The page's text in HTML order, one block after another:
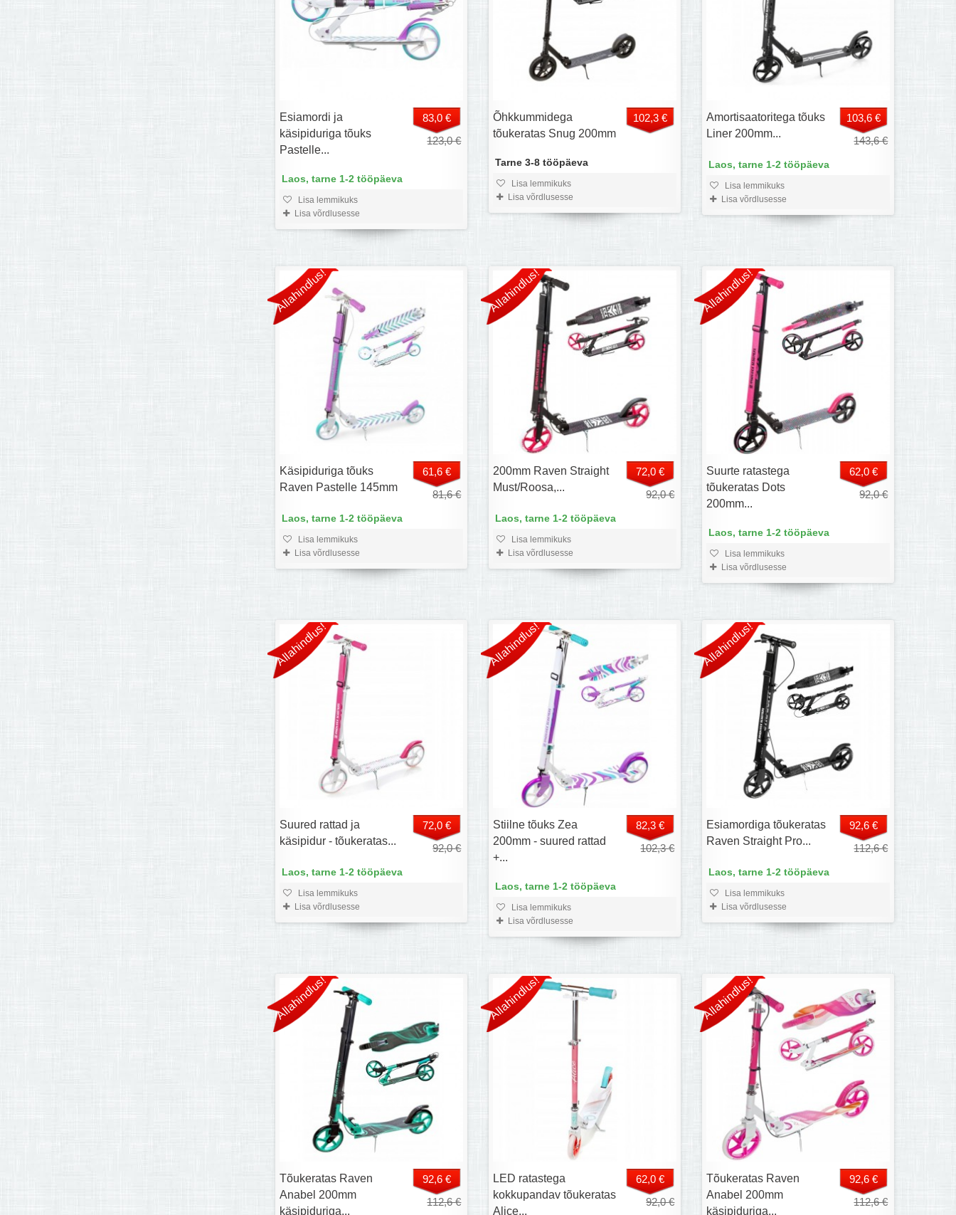
Esiamordi ja
käsipiduriga tõuks
Pastelle...
83,0 €
123,0 €
Laos, tarne 1-2 tööpäeva
Lisa lemmikuks
Lisa võrdlusesse
Õhkkummidega
tõukeratas Snug 200mm
102,3 €
Tarne 3-8 tööpäeva
Lisa lemmikuks
Lisa võrdlusesse
Amortisaatoritega tõuks
Liner 200mm...
103,6 €
143,6 €
Laos, tarne 1-2 tööpäeva
Lisa lemmikuks
Lisa võrdlusesse
Allahindlus!
Käsipiduriga tõuks
Raven Pastelle 145mm
61,6 €
81,6 €
Laos, tarne 1-2 tööpäeva
Lisa lemmikuks
Lisa võrdlusesse
Allahindlus!
200mm Raven Straight
Must/Roosa,...
72,0 €
92,0 €
Laos, tarne 1-2 tööpäeva
Lisa lemmikuks
Lisa võrdlusesse
Allahindlus!
Suurte ratastega
tõukeratas Dots
200mm...
62,0 €
92,0 €
Laos, tarne 1-2 tööpäeva
Lisa lemmikuks
Lisa võrdlusesse
Allahindlus!
Suured rattad ja
käsipidur - tõukeratas...
72,0 €
92,0 €
Laos, tarne 1-2 tööpäeva
Lisa lemmikuks
Lisa võrdlusesse
Allahindlus!
Stiilne tõuks Zea
200mm - suured rattad
+...
82,3 €
102,3 €
Laos, tarne 1-2 tööpäeva
Lisa lemmikuks
Lisa võrdlusesse
Allahindlus!
Esiamordiga tõukeratas
Raven Straight Pro...
92,6 €
112,6 €
Laos, tarne 1-2 tööpäeva
Lisa lemmikuks
Lisa võrdlusesse
Allahindlus!
Tõukeratas Raven
Anabel 200mm
käsipiduriga...
92,6 €
112,6 €
Allahindlus!
LED ratastega
kokkupandav tõukeratas
Alice...
62,0 €
92,0 €
Allahindlus!
Tõukeratas Raven
Anabel 200mm
käsipiduriga...
92,6 €
112,6 €